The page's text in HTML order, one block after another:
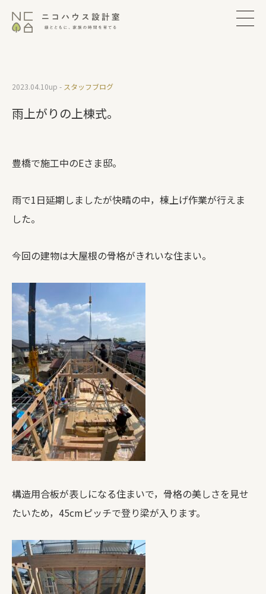
雨上がりの上棟式。
2023.04.10up - スタッフブログ
豊橋で施工中のEさま邸。
雨で1日延期しましたが快晴の中，棟上げ作業が行えま
した。
今回の建物は大屋根の骨格がきれいな住まい。
構造用合板が表しになる住まいで，骨格の美しさを見せ
たいため，45cmピッチで登り梁が入ります。